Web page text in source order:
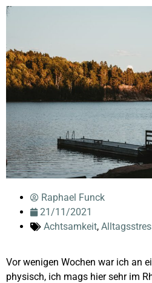
Raphael Funck
21/11/2021
Achtsamkeit,
Vor wenigen Wochen war ich an
physisch, ich mags hier sehr im